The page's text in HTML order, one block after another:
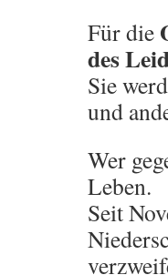
Für die
des
Sie
und
Wer
Leben.
Seit